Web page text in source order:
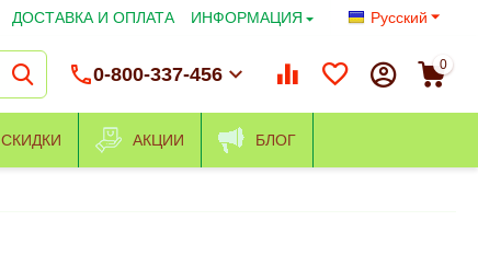
Русский
ДОСТАВКА И ОПЛАТА ИНФОРМАЦИЯ
0-800-337-456 0
СКИДКИ АКЦИИ БЛОГ